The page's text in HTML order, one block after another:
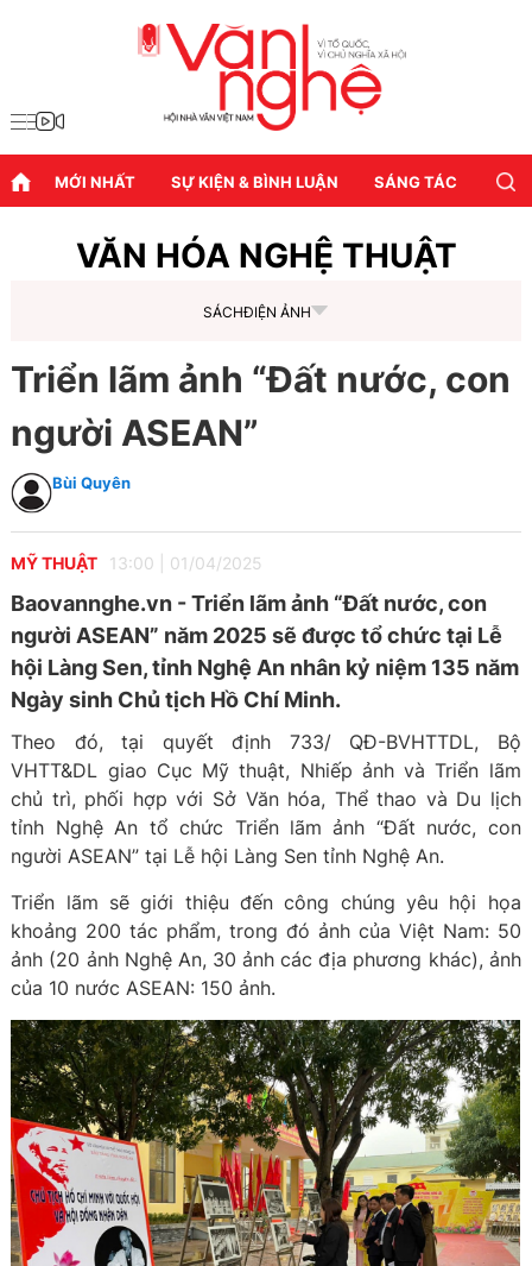
MỚI NHẤT SỰ KIỆN & BÌNH LUẬN SÁNG TÁC
VĂN HÓA NGHỆ THUẬT
SÁCHĐIỆN ẢNH
Triển lãm ảnh “Đất nước, con
người ASEAN”
Bùi Quyên
MỸ THUẬT 13:00 01/04/2025
Baovannghe.vn - Triển lãm ảnh “Đất nước, con
người ASEAN” năm 2025 sẽ được tổ chức tại Lễ
hội Làng Sen, tỉnh Nghệ An nhân kỷ niệm 135 năm
Ngày sinh Chủ tịch Hồ Chí Minh.
Theo đó, tại quyết định 733/ QĐ-BVHTTDL, Bộ
VHTT&DL giao Cục Mỹ thuật, Nhiếp ảnh và Triển lãm
chủ trì, phối hợp với Sở Văn hóa, Thể thao và Du lịch
tỉnh Nghệ An tổ chức Triển lãm ảnh “Đất nước, con
người ASEAN” tại Lễ hội Làng Sen tỉnh Nghệ An.
Triển lãm sẽ giới thiệu đến công chúng yêu hội họa
khoảng 200 tác phẩm, trong đó ảnh của Việt Nam: 50
ảnh (20 ảnh Nghệ An, 30 ảnh các địa phương khác), ảnh
của 10 nước ASEAN: 150 ảnh.